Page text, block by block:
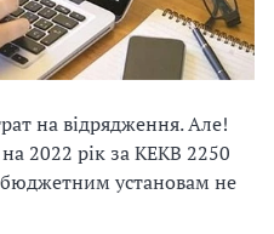
на відрядження. Але!
2022 рік за КЕКВ 2250
установам не